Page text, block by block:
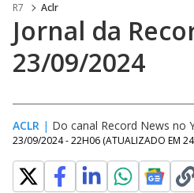
R7 Aclr
Jornal da
23/09/2024
ACLR | Do canal Record News no
23/09/2024 - 22H06 (ATUALIZADO EM